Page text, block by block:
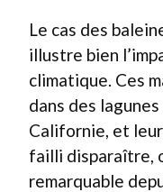
Le cas des
illustre bien
climatique. Ces
dans des
Californie, et
failli disparaître,
remarquable